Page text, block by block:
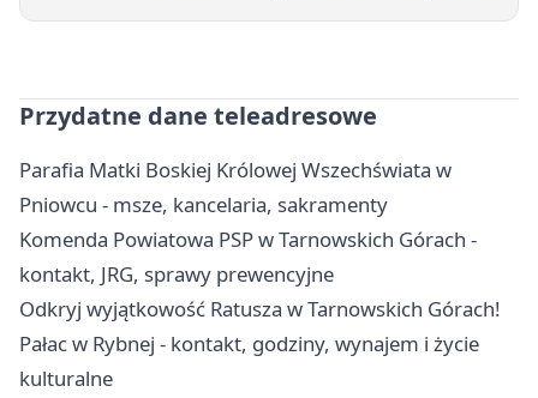
Przydatne dane teleadresowe
Parafia Matki Boskiej Królowej Wszechświata w
Pniowcu - msze, kancelaria, sakramenty
Komenda Powiatowa PSP w Tarnowskich Górach -
kontakt, JRG, sprawy prewencyjne
Odkryj wyjątkowość Ratusza w Tarnowskich Górach!
Pałac w Rybnej - kontakt, godziny, wynajem i życie
kulturalne